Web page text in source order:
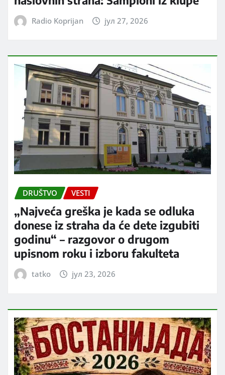
Radio Koprijan јул 27, 2026
DRUŠTVO VESTI
„Najveća greška je kada se odluka
donese iz straha da će dete izgubiti
godinu“ – razgovor o drugom
upisnom roku i izboru fakulteta
tatko јул 23, 2026